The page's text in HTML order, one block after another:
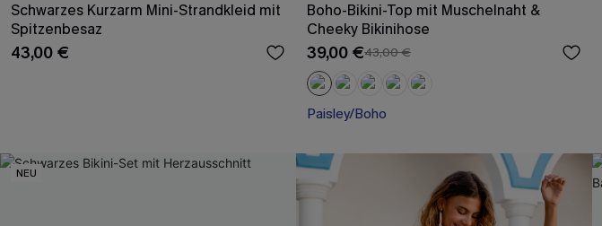
Schwarzes Kurzarm Mini-Strandkleid mit
Spitzenbesaz
43,00 €
Boho-Bikini-Top mit Muschelnaht &
Cheeky Bikinihose
39,00 €43,00 €
Paisley/Boho
NEU